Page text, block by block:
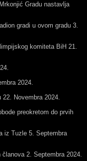
Gradu nastavlja
gradi u ovom gradu 3.
komiteta BiH 21.
2024.
22. Novembra 2024.
preokretom do prvih
iz Tuzle 5. Septembra
članova 2. Septembra 2024.